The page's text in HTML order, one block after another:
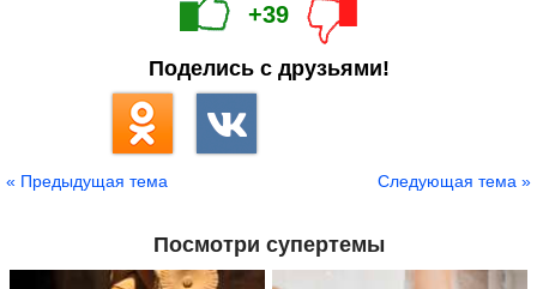
+39
Поделись с друзьями!
« Предыдущая тема Следующая тема »
Посмотри супертемы